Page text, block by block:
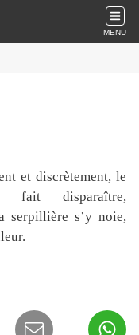
MENU
et discrètement, le
fait disparaître,
serpillière s’y noie,